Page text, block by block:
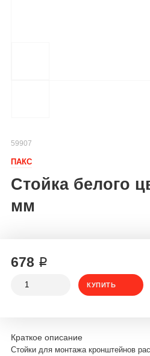
59907
ПАКС
Стойка белого
мм
678 ₽
КУПИТЬ
Краткое описание
Стойки для монтажа кронштейнов